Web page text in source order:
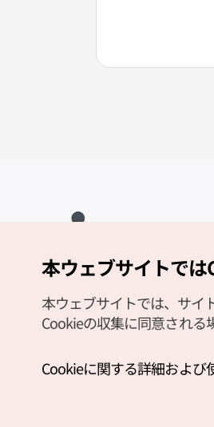
Copyright (c) Korea Tourism
サイトエラー報告
公式メール
本ウェブサイトでは
本ウェブサイトでは、サイ
Cookieの収集に同意される
Cookieに関する詳細および